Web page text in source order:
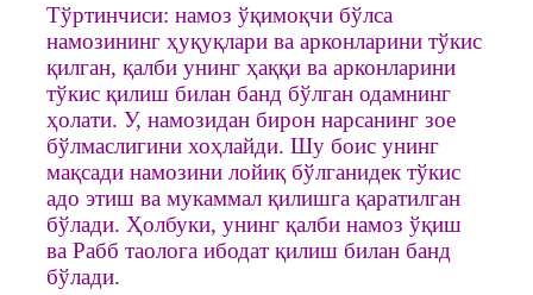
Тўртинчиси: намоз ўқимоқчи бўлса
намозининг ҳуқуқлари ва арконларини тўкис
қилган, қалби унинг ҳаққи ва арконларини
тўкис қилиш билан банд бўлган одамнинг
ҳолати. У, намозидан бирон нарсанинг зое
бўлмаслигини хоҳлайди. Шу боис унинг
мақсади намозини лойиқ бўлганидек тўкис
адо этиш ва мукаммал қилишга қаратилган
бўлади. Ҳолбуки, унинг қалби намоз ўқиш
ва Рабб таолога ибодат қилиш билан банд
бўлади.